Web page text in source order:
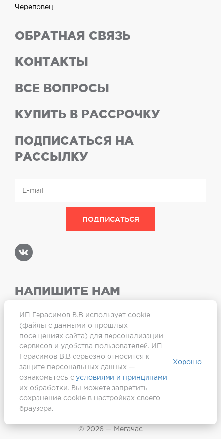
Череповец
ОБРАТНАЯ СВЯЗЬ
КОНТАКТЫ
ВСЕ ВОПРОСЫ
КУПИТЬ В РАССРОЧКУ
ПОДПИСАТЬСЯ НА
РАССЫЛКУ
НАПИШИТЕ НАМ
© 2026 — Мегачас
ИП Герасимов В.В использует cookie
(файлы с данными о прошлых
посещениях сайта) для персонализации
сервисов и удобства пользователей. ИП
Герасимов В.В серьезно относится к
защите персональных данных —
ознакомьтесь с условиями и принципами
их обработки. Вы можете запретить
сохранение cookie в настройках своего
браузера.
Хорошо